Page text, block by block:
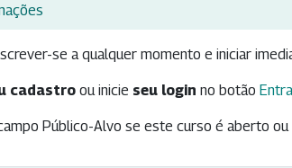
se a qualquer momento e iniciar
cadastro ou inicie seu login no botão
Público-Alvo se este curso é aberto